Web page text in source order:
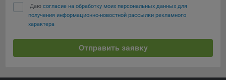
использовал сайты, и позволяют Обществу вносить в них
улучшения.
сайта Общества посещаются чаще всего, помогают
выявлять трудности, возникающие при использовании
Сохранить по умолчанию
Даю согласие на обработку моих персональных данных для
получения информационно-новостной рассылки рекламного
характера
Отправить заявку